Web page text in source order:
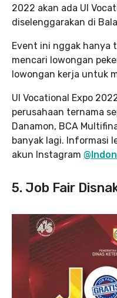
2022 akan ada UI
diselenggarakan di
Event ini nggak hanya
mencari lowongan
lowongan kerja untuk
UI Vocational Expo
perusahaan ternama
Danamon, BCA
banyak lagi. Informasi
akun Instagram
5. Job Fair